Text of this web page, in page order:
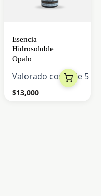
Esencia
Hidrosoluble
Opalo
Valorado con0de 5
$13,000